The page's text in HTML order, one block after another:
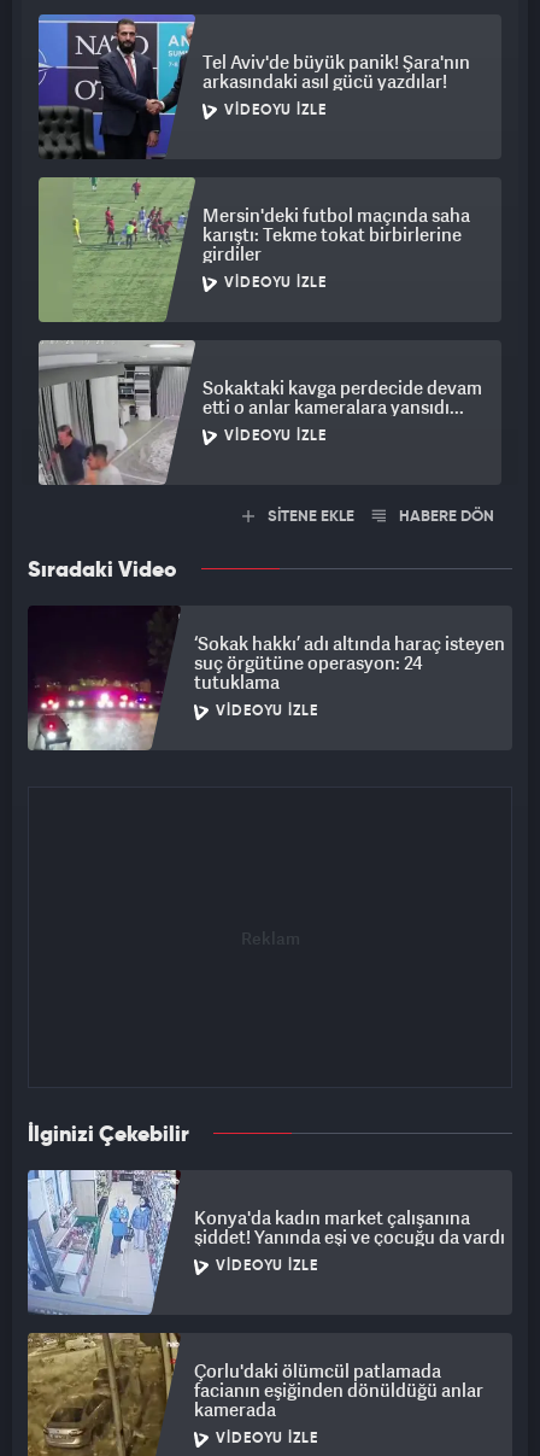
Tel Aviv'de büyük panik! Şara'nın
arkasındaki asıl gücü yazdılar!
VIDEOYU İZLE
Mersin'deki futbol maçında saha
karıştı: Tekme tokat birbirlerine
girdiler
VIDEOYU İZLE
Sokaktaki kavga perdecide devam
etti o anlar kameralara yansıdı...
VIDEOYU İZLE
SİTENE EKLE HABERE DÖN
Sıradaki Video
‘Sokak hakkı’ adı altında haraç isteyen
suç örgütüne operasyon: 24
tutuklama
VIDEOYU İZLE
İlginizi Çekebilir
Konya'da kadın market çalışanına
şiddet! Yanında eşi ve çocuğu da vardı
VIDEOYU İZLE
Çorlu'daki ölümcül patlamada
facianın eşiğinden dönüldüğü anlar
kamerada
VIDEOYU İZLE